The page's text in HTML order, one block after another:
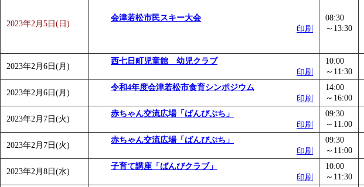
2023年2月5日(日)
会津若松市民スキー大会
印刷
08:30
～13:30
2023年2月6日(月)
西七日町児童館 幼児クラブ
印刷
10:00
～11:30
2023年2月6日(月)
令和4年度会津若松市食育シンポジウム
印刷
14:00
～16:00
2023年2月7日(火)
赤ちゃん交流広場「ばんびぷち」
印刷
09:30
～11:00
2023年2月7日(火)
赤ちゃん交流広場「ばんびぷち」
印刷
09:30
～11:00
2023年2月8日(水)
子育て講座「ばんびクラブ」
印刷
10:00
～11:30